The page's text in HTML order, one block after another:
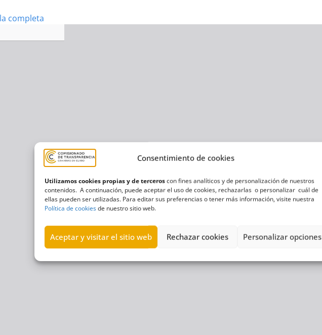
Consentimiento de cookies
Utilizamos cookies propias y de terceroscon fines analíticos y de personalización de nuestros
contenidos. A continuación, puede aceptar el uso de cookies, rechazarlas o personalizar cuál de
ellas pueden ser utilizadas. Para editar sus preferencias o tener más información, visite nuestra
Política de cookiesde nuestro sitio web.
Aceptar y visitar el sitio web Rechazar cookies Personalizar opciones
completa